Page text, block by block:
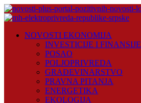
Skip
to
Plus
NOVOSTI EKONOMIJA
INVESTICIJE I FINANSIJE
POSAO
POLJOPRIVREDA
GRAĐEVINARSTVO
PRAVNA PITANJA
ENERGETIKA
EKOLOGIJA